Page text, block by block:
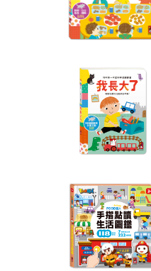
FOOD超人夢幻
會員價:$205